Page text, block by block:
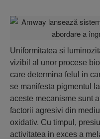
Uniformitatea si
vizibil al unor procese
care determina felul in
se manifesta pigmentul
aceste mecanisme sunt
factorii agresivi din
oxidativ. Cu timpul,
activitatea in exces a